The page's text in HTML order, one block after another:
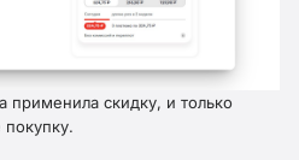
применила скидку, и только
покупку.